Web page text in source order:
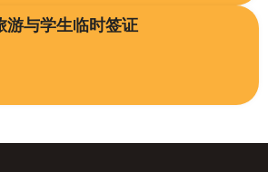
游与学生临时签证